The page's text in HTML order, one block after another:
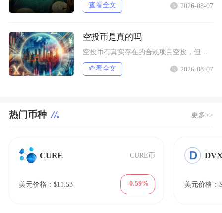
查看全文 2026-08-07
空投币是真的吗
查看全文 2026-08-07
热门币种 更多>>
CURE CURE币
美元价格：$11.53 -0.59% 美元价格：